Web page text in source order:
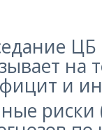
ЦБ
и
риски